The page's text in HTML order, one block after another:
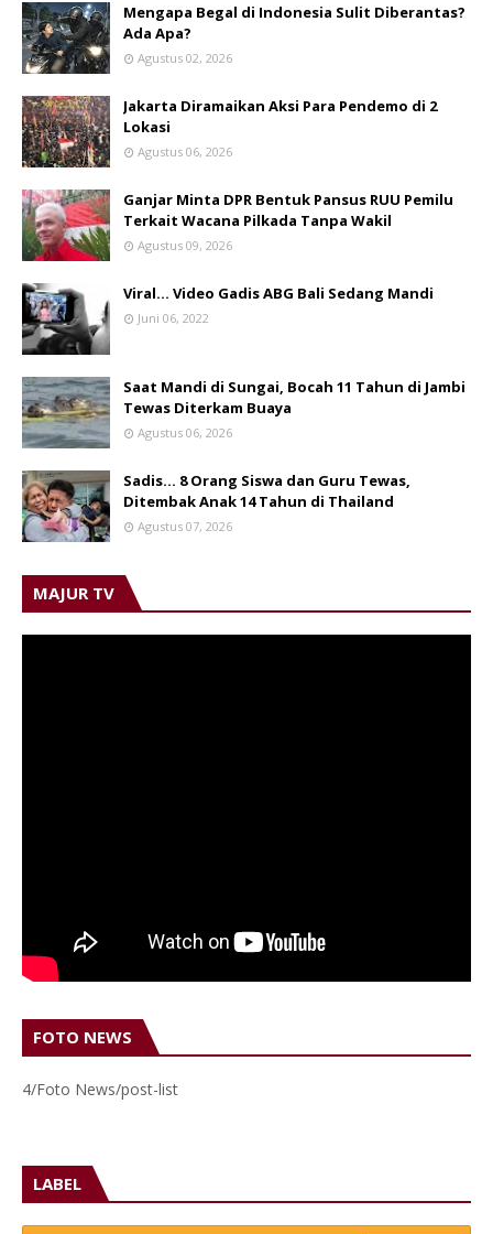
Mengapa Begal di Indonesia Sulit Diberantas?
Ada Apa?
Agustus 02, 2026
Jakarta Diramaikan Aksi Para Pendemo di 2
Lokasi
Agustus 06, 2026
Ganjar Minta DPR Bentuk Pansus RUU Pemilu
Terkait Wacana Pilkada Tanpa Wakil
Agustus 09, 2026
Viral... Video Gadis ABG Bali Sedang Mandi
Juni 06, 2022
Saat Mandi di Sungai, Bocah 11 Tahun di Jambi
Tewas Diterkam Buaya
Agustus 06, 2026
Sadis… 8 Orang Siswa dan Guru Tewas,
Ditembak Anak 14 Tahun di Thailand
Agustus 07, 2026
MAJUR TV
FOTO NEWS
4/Foto News/post-list
LABEL